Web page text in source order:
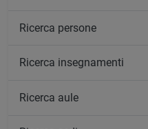
Ricerca persone
Ricerca insegnamenti
Ricerca aule